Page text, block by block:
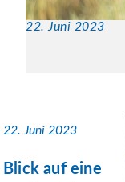
22. Juni 2023
22. Juni 2023
Blick auf eine